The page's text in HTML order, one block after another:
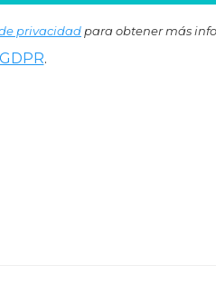
privacidadpara obtener más
GDPR.